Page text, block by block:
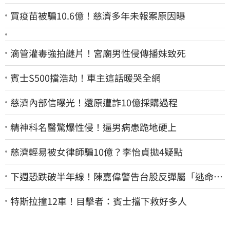
買疫苗被騙10.6億！慈濟多年未報案原因曝
滴管灌毒強拍謎片！宮廟男性侵傳播妹致死
賓士S500擋浩劫！車主這話暖哭全網
慈濟內部信曝光！還原遭詐10億採購過程
精神科名醫驚爆性侵！逼男病患跪地硬上
慈濟輕易被女律師騙10億？李怡貞拋4疑點
下週恐跌破半年線！陳嘉偉警告台股反彈屬「逃命
波」：空頭大屠殺剛開始
特斯拉撞12車！目擊者：賓士擋下救好多人